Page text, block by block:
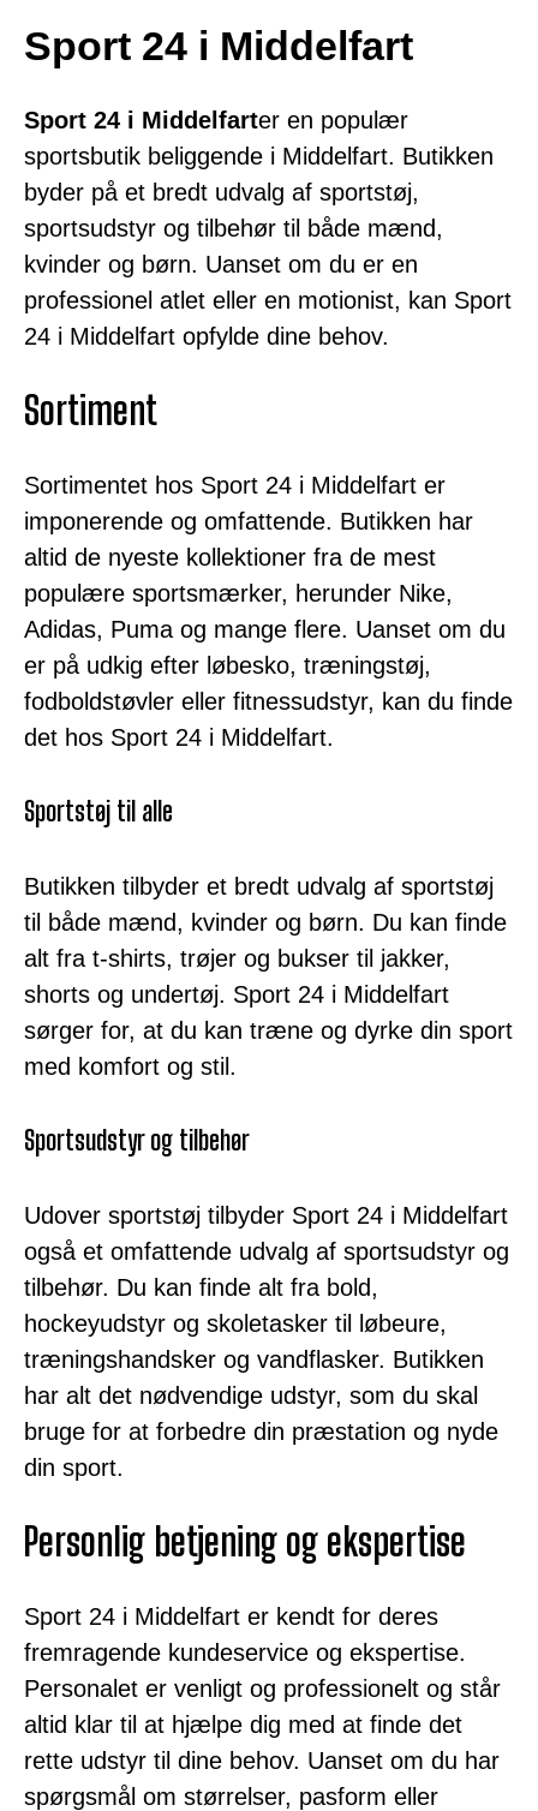
Sport 24 i Middelfart
Sport 24 i Middelfarter en populær
sportsbutik beliggende i Middelfart. Butikken
byder på et bredt udvalg af sportstøj,
sportsudstyr og tilbehør til både mænd,
kvinder og børn. Uanset om du er en
professionel atlet eller en motionist, kan Sport
24 i Middelfart opfylde dine behov.
Sortiment
Sortimentet hos Sport 24 i Middelfart er
imponerende og omfattende. Butikken har
altid de nyeste kollektioner fra de mest
populære sportsmærker, herunder Nike,
Adidas, Puma og mange flere. Uanset om du
er på udkig efter løbesko, træningstøj,
fodboldstøvler eller fitnessudstyr, kan du finde
det hos Sport 24 i Middelfart.
Sportstøj til alle
Butikken tilbyder et bredt udvalg af sportstøj
til både mænd, kvinder og børn. Du kan finde
alt fra t-shirts, trøjer og bukser til jakker,
shorts og undertøj. Sport 24 i Middelfart
sørger for, at du kan træne og dyrke din sport
med komfort og stil.
Sportsudstyr og tilbehør
Udover sportstøj tilbyder Sport 24 i Middelfart
også et omfattende udvalg af sportsudstyr og
tilbehør. Du kan finde alt fra bold,
hockeyudstyr og skoletasker til løbeure,
træningshandsker og vandflasker. Butikken
har alt det nødvendige udstyr, som du skal
bruge for at forbedre din præstation og nyde
din sport.
Personlig betjening og ekspertise
Sport 24 i Middelfart er kendt for deres
fremragende kundeservice og ekspertise.
Personalet er venligt og professionelt og står
altid klar til at hjælpe dig med at finde det
rette udstyr til dine behov. Uanset om du har
spørgsmål om størrelser, pasform eller